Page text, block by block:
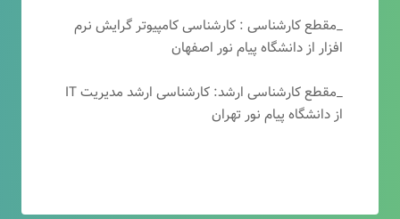
_مقطع کارشناسی : کارشناسی کامپیوتر گرایش نرم
افزار از دانشگاه پیام نور اصفهان
_مقطع کارشناسی ارشد: کارشناسی ارشد مدیریت IT
از دانشگاه پیام نور تهران